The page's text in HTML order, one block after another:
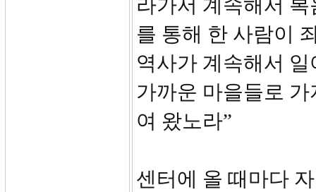
라가서 계속해서
를 통해 한 사람이
역사가 계속해서
가까운 마을들로
여 왔노라”
센터에 올 때마다